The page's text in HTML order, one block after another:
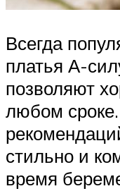
Всегда
платья А-
позволяют
любом
стильно и
время